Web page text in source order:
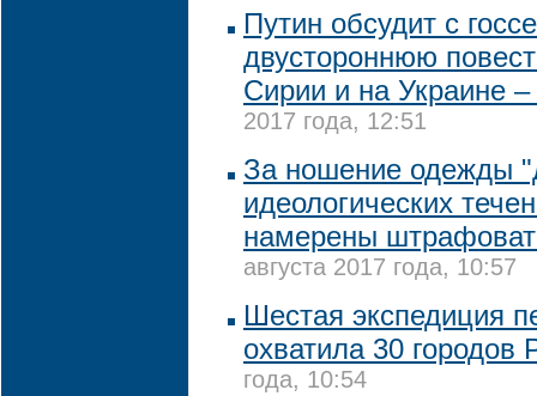
Путин обсудит с
двустороннюю
Сирии и на Украине
2017 года, 12:51
За ношение одежды
идеологических
намерены
августа 2017 года, 10:57
Шестая экспедиция
охватила 30 городов
года, 10:54